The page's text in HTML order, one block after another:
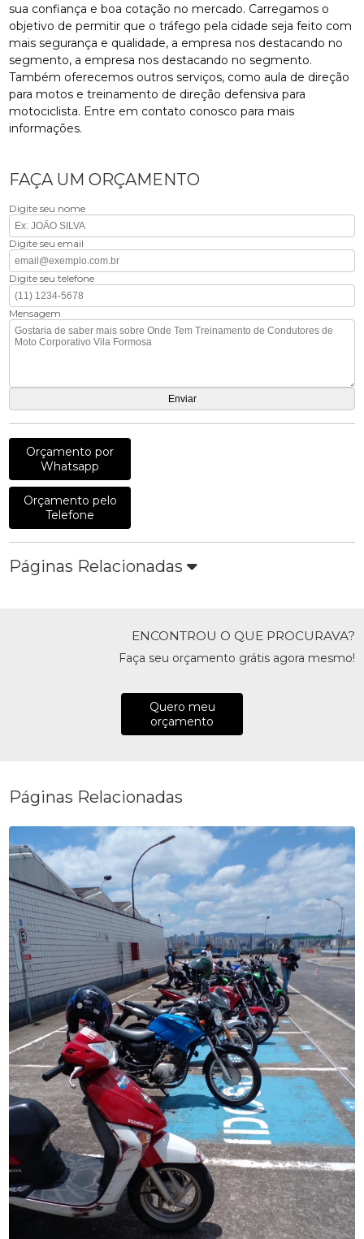
sua confiança e boa cotação no mercado. Carregamos o
objetivo de permitir que o tráfego pela cidade seja feito com
mais segurança e qualidade, a empresa nos destacando no
segmento, a empresa nos destacando no segmento.
Também oferecemos outros serviços, como aula de direção
para motos e treinamento de direção defensiva para
motociclista. Entre em contato conosco para mais
informações.
FAÇA UM ORÇAMENTO
Digite seu nome
Digite seu email
Digite seu telefone
Mensagem
Orçamento por
Whatsapp
Orçamento pelo
Telefone
Páginas Relacionadas
ENCONTROU O QUE PROCURAVA?
Faça seu orçamento grátis agora mesmo!
Quero meu
orçamento
Páginas Relacionadas